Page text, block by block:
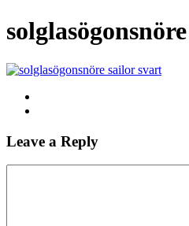
Leave a Reply